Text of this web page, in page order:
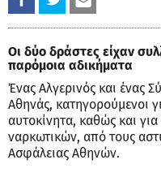
Οι δύο δράστες είχαν
παρόμοια αδικήματα
Ένας Αλγερινός και ένας
Αθηνάς, κατηγορούμενοι
αυτοκίνητα, καθώς και
ναρκωτικών, από τους
Ασφάλειας Αθηνών.